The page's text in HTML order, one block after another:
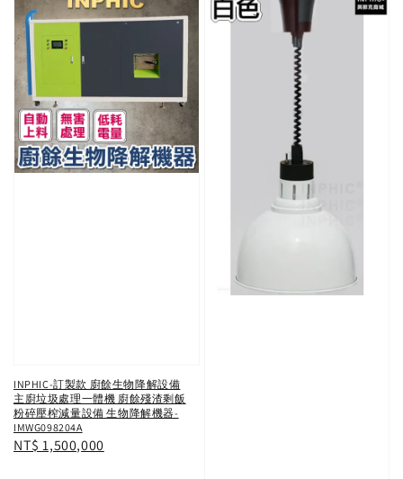
INPHIC-訂製款 廚餘生物降解設備
主廚垃圾處理一體機 廚餘殘渣剩飯
粉碎壓榨減量設備 生物降解機器-
IMWG098204A
Regular
NT$ 1,500,000